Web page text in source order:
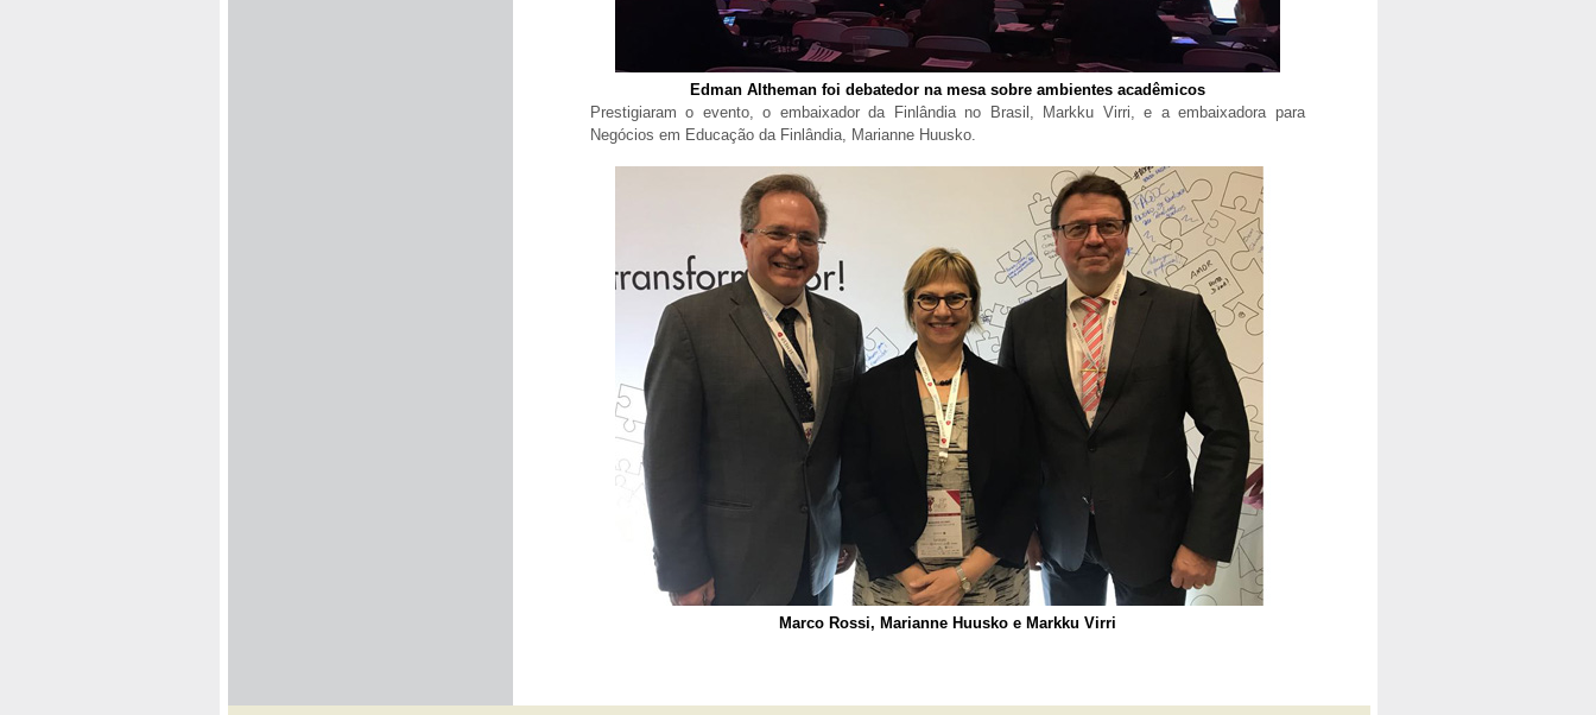
Edman Altheman foi debatedor na mesa sobre ambientes acadêmicos
Prestigiaram o evento, o embaixador da Finlândia no Brasil, Markku Virri, e a embaixadora para
Negócios em Educação da Finlândia, Marianne Huusko.
Marco Rossi, Marianne Huusko e Markku Virri